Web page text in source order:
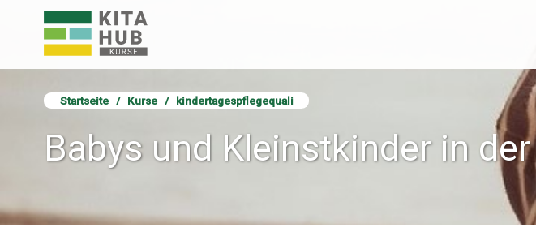
Zum Hauptinhalt
KITA HUB - Kursangebote Startseite
Startseite Kurse kindertagespflegequali
Babys und Kleinstkinder in